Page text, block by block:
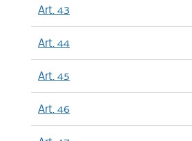
Art. 43
Art. 44
Art. 45
Art. 46